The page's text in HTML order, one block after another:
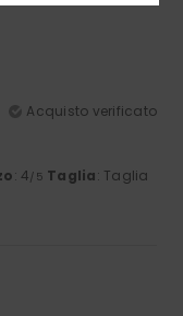
Acquisto verificato
: 4/5 Taglia: Taglia